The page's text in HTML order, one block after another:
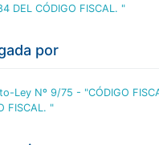
DEL CÓDIGO FISCAL. "
por
Ley Nº 9/75 - "CÓDIGO
FISCAL. "